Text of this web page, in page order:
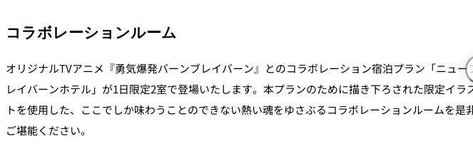
コラボレーションルーム
オリジナルTVアニメ『勇気爆発バーンブレイバーン』とのコラボレーション宿泊プラン「ニュー
レイバーンホテル」が1日限定2室で登場いたします。本プランのために描き下ろされた限定イラ
トを使用した、ここでしか味わうことのできない熱い魂をゆさぶるコラボレーションルームを是
ご堪能ください。